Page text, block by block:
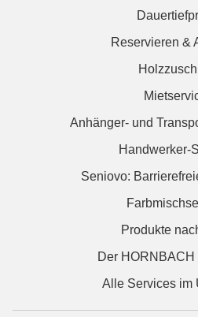
Reservieren &
Anhänger- und
Handwerker-
Seniovo:
Produkte
Der HORNBACH
Alle Services im